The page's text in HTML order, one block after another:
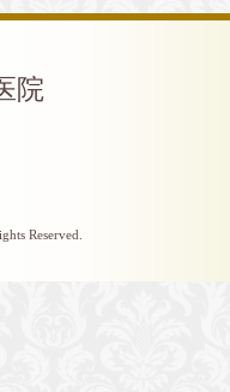
院
Reserved.